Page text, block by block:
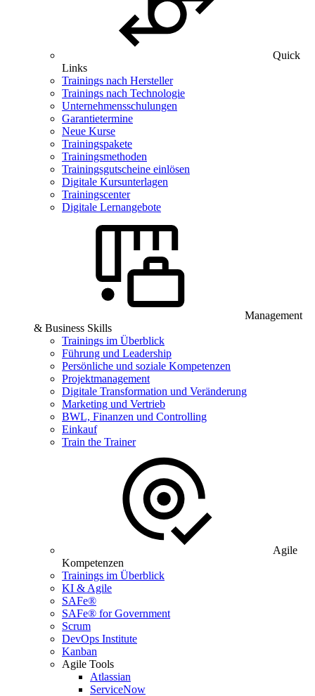
Quick
Links
Trainings nach Hersteller
Trainings nach Technologie
Unternehmensschulungen
Garantietermine
Neue Kurse
Trainingspakete
Trainingsmethoden
Trainingsgutscheine einlösen
Digitale Kursunterlagen
Trainingscenter
Digitale Lernangebote
Management
& Business Skills
Trainings im Überblick
Führung und Leadership
Persönliche und soziale Kompetenzen
Projektmanagement
Digitale Transformation und Veränderung
Marketing und Vertrieb
BWL, Finanzen und Controlling
Einkauf
Train the Trainer
Agile
Kompetenzen
Trainings im Überblick
KI & Agile
SAFe®
SAFe® for Government
Scrum
DevOps Institute
Kanban
Agile Tools
Atlassian
ServiceNow